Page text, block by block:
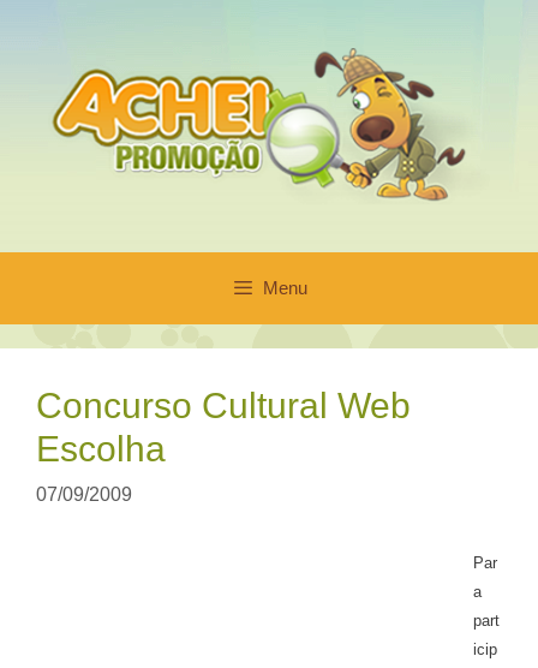
conteúdo
Menu
Concurso Cultural Web
Escolha
07/09/2009
Par
a
part
icip